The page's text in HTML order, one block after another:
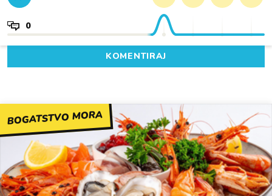
0
KOMENTIRAJ
BOGATSTVO MORA